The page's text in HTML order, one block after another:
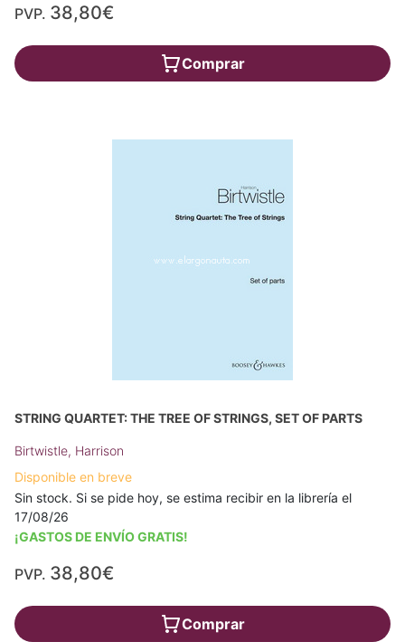
PVP. 38,80€
Comprar
STRING QUARTET: THE TREE OF STRINGS, SET OF PARTS
Birtwistle, Harrison
Disponible en breve
Sin stock. Si se pide hoy, se estima recibir en la librería el
17/08/26
¡GASTOS DE ENVÍO GRATIS!
PVP. 38,80€
Comprar